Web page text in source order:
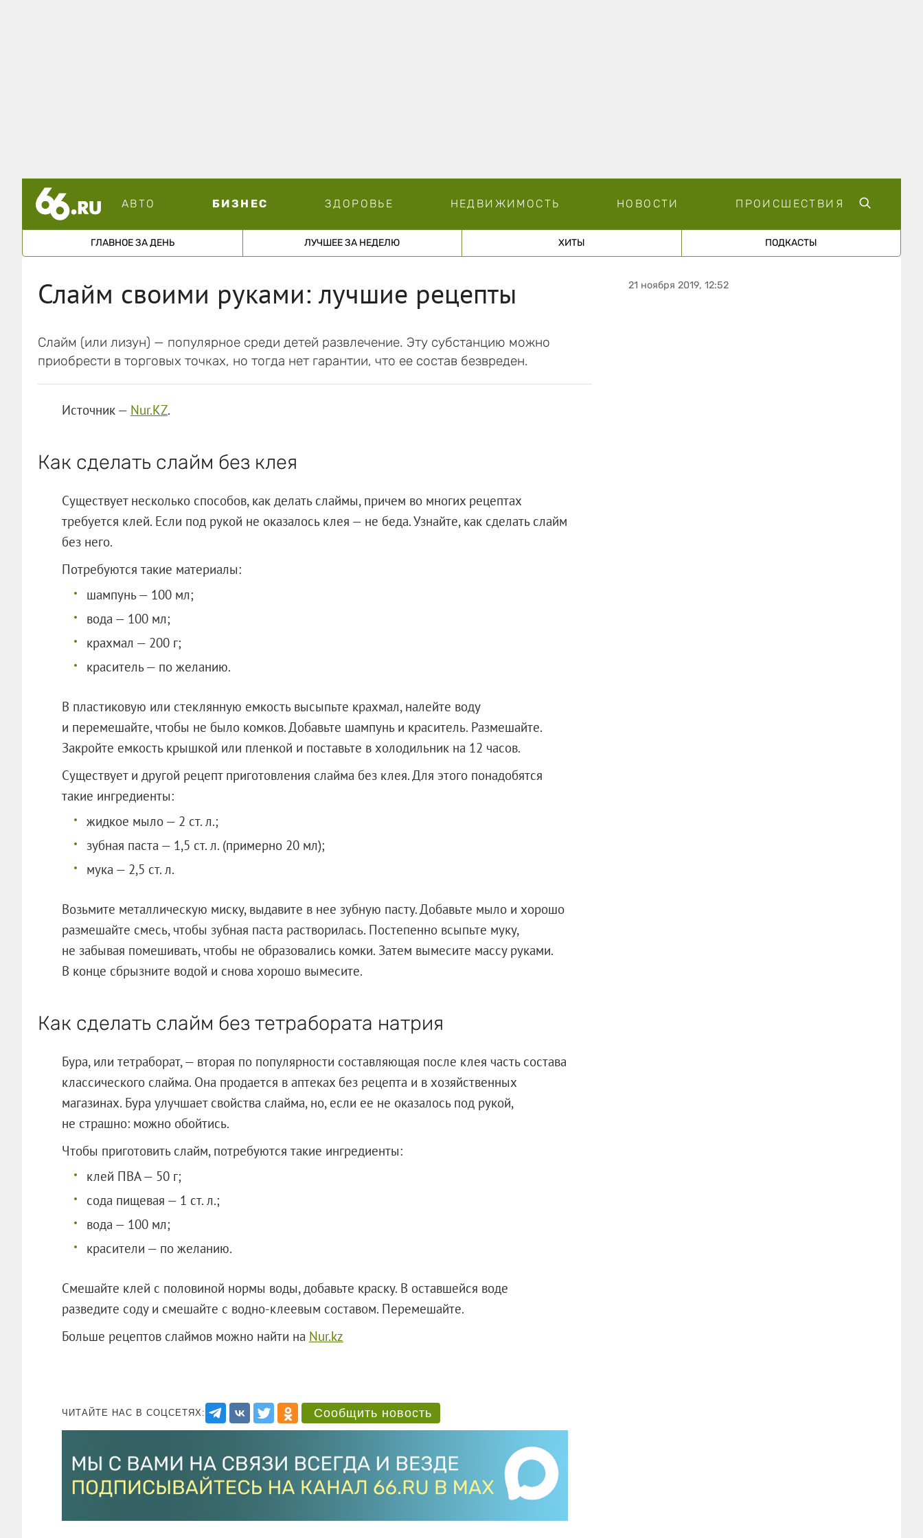
АВТО БИЗНЕС ЗДОРОВЬЕ НЕДВИЖИМОСТЬ НОВОСТИ ПРОИСШЕСТВИЯ
ГЛАВНОЕ ЗА ДЕНЬ ЛУЧШЕЕ ЗА НЕДЕЛЮ ХИТЫ ПОДКАСТЫ
Слайм своими руками: лучшие рецепты
Слайм (или лизун) — популярное среди детей развлечение. Эту субстанцию можно
приобрести в торговых точках, но тогда нет гарантии, что ее состав безвреден.
Источник — Nur.KZ.
Как сделать слайм без клея
Существует несколько способов, как делать слаймы, причем во многих рецептах
требуется клей. Если под рукой не оказалось клея — не беда. Узнайте, как сделать слайм
без него.
Потребуются такие материалы:
шампунь — 100 мл;
вода — 100 мл;
крахмал — 200 г;
краситель — по желанию.
В пластиковую или стеклянную емкость высыпьте крахмал, налейте воду
и перемешайте, чтобы не было комков. Добавьте шампунь и краситель. Размешайте.
Закройте емкость крышкой или пленкой и поставьте в холодильник на 12 часов.
Существует и другой рецепт приготовления слайма без клея. Для этого понадобятся
такие ингредиенты:
жидкое мыло — 2 ст. л.;
зубная паста — 1,5 ст. л. (примерно 20 мл);
мука — 2,5 ст. л.
Возьмите металлическую миску, выдавите в нее зубную пасту. Добавьте мыло и хорошо
размешайте смесь, чтобы зубная паста растворилась. Постепенно всыпьте муку,
не забывая помешивать, чтобы не образовались комки. Затем вымесите массу руками.
В конце сбрызните водой и снова хорошо вымесите.
Как сделать слайм без тетрабората натрия
Бура, или тетраборат, — вторая по популярности составляющая после клея часть состава
классического слайма. Она продается в аптеках без рецепта и в хозяйственных
магазинах. Бура улучшает свойства слайма, но, если ее не оказалось под рукой,
не страшно: можно обойтись.
Чтобы приготовить слайм, потребуются такие ингредиенты:
клей ПВА — 50 г;
сода пищевая — 1 ст. л.;
вода — 100 мл;
красители — по желанию.
Смешайте клей с половиной нормы воды, добавьте краску. В оставшейся воде
разведите соду и смешайте с водно-клеевым составом. Перемешайте.
Больше рецептов слаймов можно найти на Nur.kz
ЧИТАЙТЕ НАС В СОЦСЕТЯХ: Сообщить новость
21 ноября 2019, 12:52